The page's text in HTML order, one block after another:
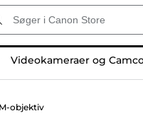
Videokameraer og
objektiv